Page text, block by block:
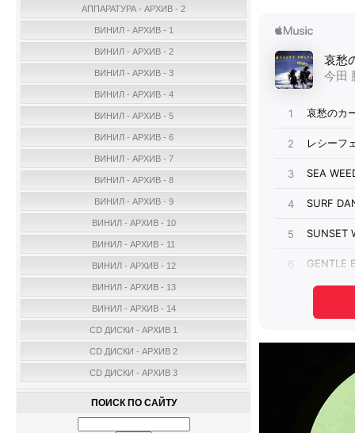
АППАРАТУРА - АРХИВ - 2
ВИНИЛ - АРХИВ - 1
ВИНИЛ - АРХИВ - 2
ВИНИЛ - АРХИВ - 3
ВИНИЛ - АРХИВ - 4
ВИНИЛ - АРХИВ - 5
ВИНИЛ - АРХИВ - 6
ВИНИЛ - АРХИВ - 7
ВИНИЛ - АРХИВ - 8
ВИНИЛ - АРХИВ - 9
ВИНИЛ - АРХИВ - 10
ВИНИЛ - АРХИВ - 11
ВИНИЛ - АРХИВ - 12
ВИНИЛ - АРХИВ - 13
ВИНИЛ - АРХИВ - 14
CD ДИСКИ - АРХИВ 1
CD ДИСКИ - АРХИВ 2
CD ДИСКИ - АРХИВ 3
ПОИСК ПО САЙТУ